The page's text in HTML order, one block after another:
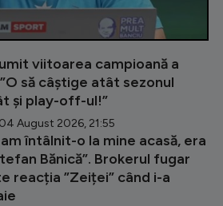
viitoarea campioană a
să câștige atât sezonul
și play-off-ul!”
August 2026, 21:55
întâlnit-o la mine acasă, era
Bănică”. Brokerul fugar
reacția ”Zeiței” când i-a